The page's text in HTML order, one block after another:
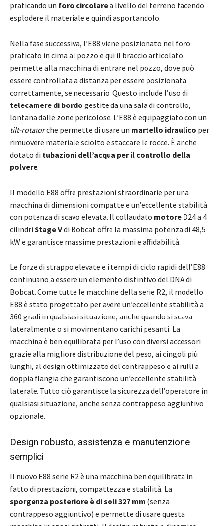
praticando un foro circolarea livello del terreno facendo
esplodere il materiale e quindi asportandolo.
Nella fase successiva, l’E88 viene posizionato nel foro
praticato in cima al pozzo e qui il braccio articolato
permette alla macchina di entrare nel pozzo, dove può
essere controllata a distanza per essere posizionata
correttamente, se necessario. Questo include l’uso di
telecamere di bordo gestite da una sala di controllo,
lontana dalle zone pericolose. L’E88 è equipaggiato con un
tilt-rotatorche permette di usare un martello idraulico per
rimuovere materiale sciolto e staccare le rocce. È anche
dotato di tubazioni dell’acqua per il controllo della
polvere.
Il modello E88 offre prestazioni straordinarie per una
macchina di dimensioni compatte e un’eccellente stabilità
con potenza di scavo elevata. Il collaudato motore D24 a 4
cilindri Stage Vdi Bobcat offre la massima potenza di 48,5
kW e garantisce massime prestazioni e affidabilità.
Le forze di strappo elevate e i tempi di ciclo rapidi dell’E88
continuano a essere un elemento distintivo del DNA di
Bobcat. Come tutte le macchine della serie R2, il modello
E88 è stato progettato per avere un’eccellente stabilità a
360 gradi in qualsiasi situazione, anche quando si scava
lateralmente o si movimentano carichi pesanti. La
macchina è ben equilibrata per l’uso con diversi accessori
grazie alla migliore distribuzione del peso, ai cingoli più
lunghi, al design ottimizzato del contrappeso e ai rulli a
doppia flangia che garantiscono un’eccellente stabilità
laterale. Tutto ciò garantisce la sicurezza dell’operatore in
qualsiasi situazione, anche senza contrappeso aggiuntivo
opzionale.
Design robusto, assistenza e manutenzione
semplici
Il nuovo E88 serie R2 è una macchina ben equilibrata in
fatto di prestazioni, compattezza e stabilità. La
sporgenza posteriore è di soli 327 mm (senza
contrappeso aggiuntivo) e permette di usare questa